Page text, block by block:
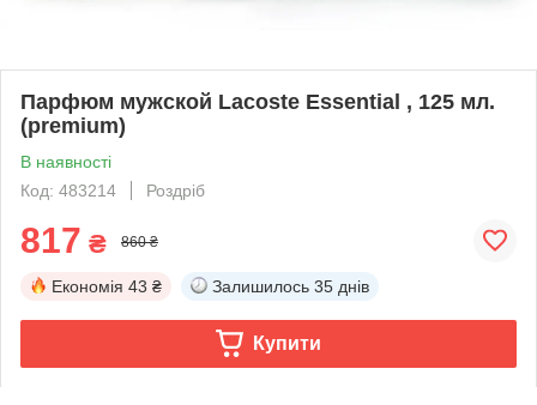
Парфюм мужской Lacoste Essential , 125 мл.
(premium)
В наявності
Код: 483214
Роздріб
817 ₴ 860 ₴
Економія 43 ₴ Залишилось 35 днів
Купити